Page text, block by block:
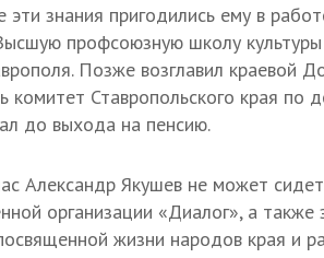
эти знания пригодились ему в
профсоюзную школу
Позже возглавил краевой
комитет Ставропольского края по
до выхода на пенсию.
Александр Якушев не может
организации «Диалог», а
жизни народов края и